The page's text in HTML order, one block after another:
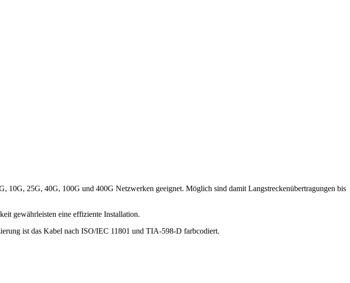
10G, 25G, 40G, 100G und 400G Netzwerken geeignet. Möglich sind damit Langstreckenübertragungen bis
gewährleisten eine effiziente Installation.
ist das Kabel nach ISO/IEC 11801 und TIA-598-D farbcodiert.